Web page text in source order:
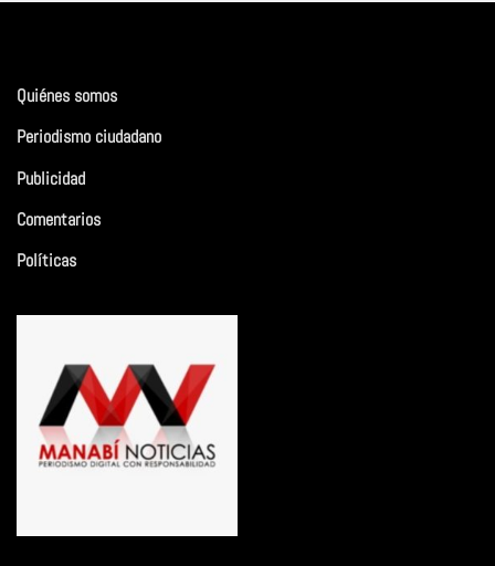
Quiénes somos
Periodismo ciudadano
Publicidad
Comentarios
Políticas